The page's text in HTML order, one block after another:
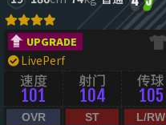
UPGRADE
LivePerf
速度
101
射门
104
传球
105
OVR ST L/RW